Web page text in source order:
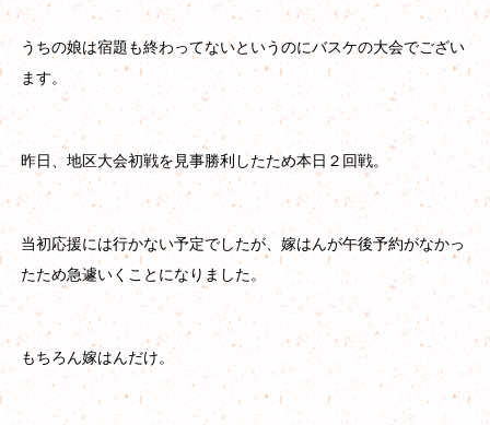
うちの娘は宿題も終わってないというのにバスケの大会でござい
ます。
昨日、地区大会初戦を見事勝利したため本日２回戦。
当初応援には行かない予定でしたが、嫁はんが午後予約がなかっ
たため急遽いくことになりました。
もちろん嫁はんだけ。